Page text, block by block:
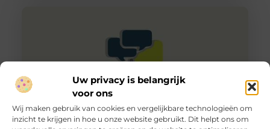
Uw privacy is belangrijk
voor ons
Wij maken gebruik van cookies en vergelijkbare technologieën om
inzicht te krijgen in hoe u onze website gebruikt. Dit helpt ons om